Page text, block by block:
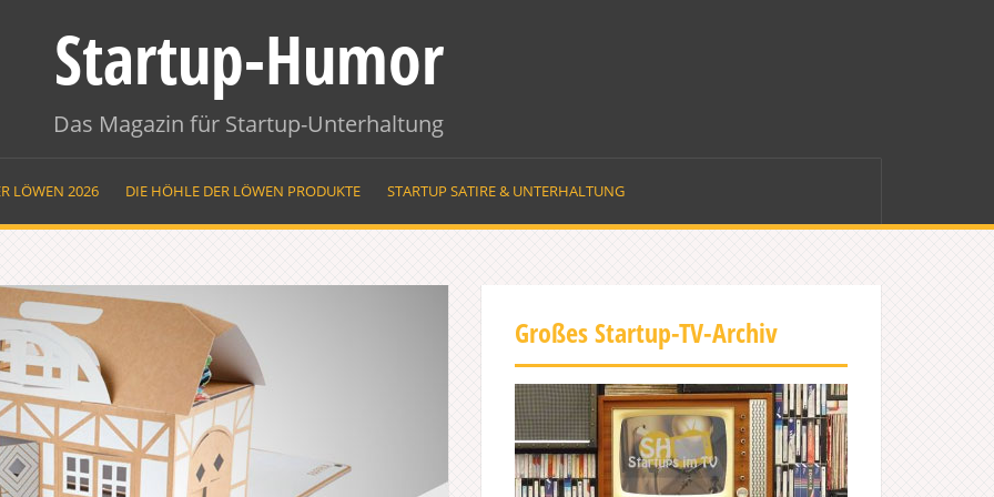
Startup-Humor
Das Magazin für Startup-Unterhaltung
LÖWEN 2026 DIE HÖHLE DER LÖWEN PRODUKTE STARTUP SATIRE & UNTERHALTUNG
Großes Startup-TV-Archiv